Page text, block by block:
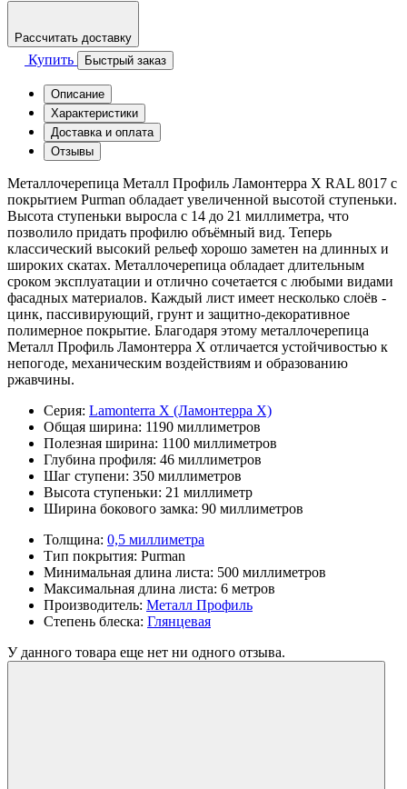
Рассчитать доставку
Купить Быстрый заказ
Описание
Характеристики
Доставка и оплата
Отзывы
Металлочерепица Металл Профиль Ламонтерра X RAL 8017 с
покрытием Purman обладает увеличенной высотой ступеньки.
Высота ступеньки выросла с 14 до 21 миллиметра, что
позволило придать профилю объёмный вид. Теперь
классический высокий рельеф хорошо заметен на длинных и
широких скатах. Металлочерепица обладает длительным
сроком эксплуатации и отлично сочетается с любыми видами
фасадных материалов. Каждый лист имеет несколько слоёв -
цинк, пассивирующий, грунт и защитно-декоративное
полимерное покрытие. Благодаря этому металлочерепица
Металл Профиль Ламонтерра Х отличается устойчивостью к
непогоде, механическим воздействиям и образованию
ржавчины.
Серия: Lamonterra X (Ламонтерра Х)
Общая ширина: 1190 миллиметров
Полезная ширина: 1100 миллиметров
Глубина профиля: 46 миллиметров
Шаг ступени: 350 миллиметров
Высота ступеньки: 21 миллиметр
Ширина бокового замка: 90 миллиметров
Толщина: 0,5 миллиметра
Тип покрытия: Purman
Минимальная длина листа: 500 миллиметров
Максимальная длина листа: 6 метров
Производитель: Металл Профиль
Степень блеска: Глянцевая
У данного товара еще нет ни одного отзыва.